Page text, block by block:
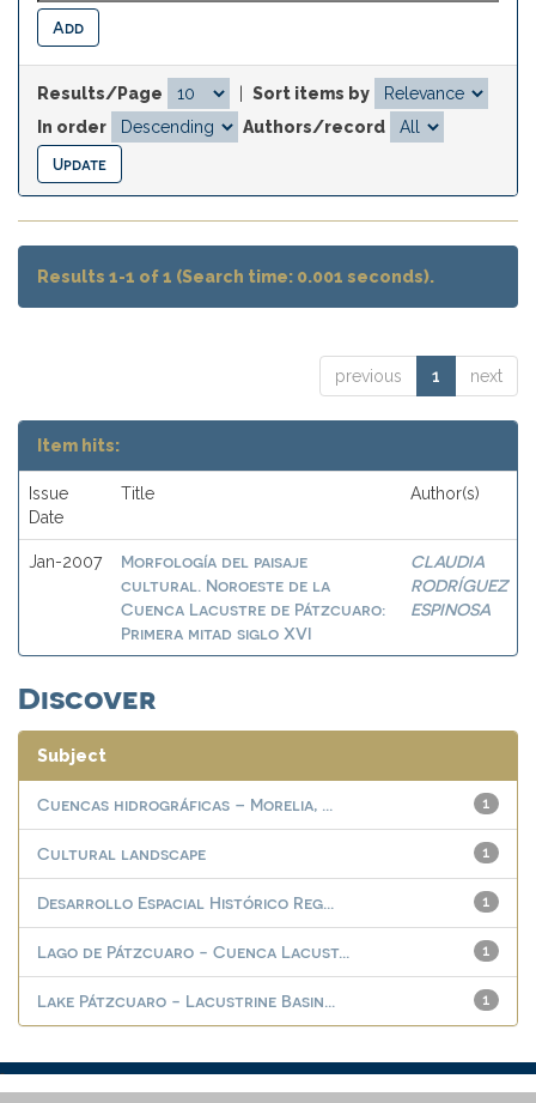
Results/Page
Sort items by
In order
Authors/record
Results 1-1 of 1 (Search time: 0.001 seconds).
previous 1 next
Item hits:
Issue
Date
Title Author(s)
Jan-2007
Morfología del paisaje
cultural. Noroeste de la
Cuenca Lacustre de Pátzcuaro:
Primera mitad siglo XVI
CLAUDIA
RODRÍGUEZ
ESPINOSA
Discover
Subject
1
Cuencas hidrográficas – Morelia, ...
1
Cultural landscape
1
Desarrollo Espacial Histórico Reg...
1
Lago de Pátzcuaro - Cuenca Lacust...
1
Lake Pátzcuaro - Lacustrine Basin...